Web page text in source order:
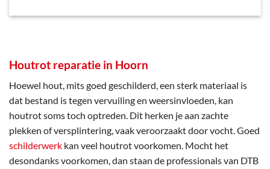
Houtrot reparatie in Hoorn
Hoewel hout, mits goed geschilderd, een sterk materiaal is
dat bestand is tegen vervuiling en weersinvloeden, kan
houtrot soms toch optreden. Dit herken je aan zachte
plekken of versplintering, vaak veroorzaakt door vocht. Goed
schilderwerk kan veel houtrot voorkomen. Mocht het
desondanks voorkomen, dan staan de professionals van DTB